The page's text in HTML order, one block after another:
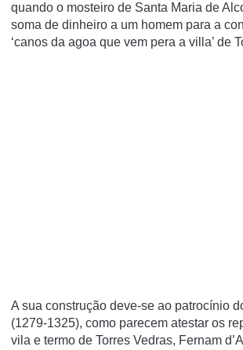
quando o mosteiro de Santa Maria de
soma de dinheiro a um homem para a
‘canos da agoa que vem pera a villa’ de
A sua construção deve-se ao patrocínio
(1279-1325), como parecem atestar os
vila e termo de Torres Vedras, Fernam